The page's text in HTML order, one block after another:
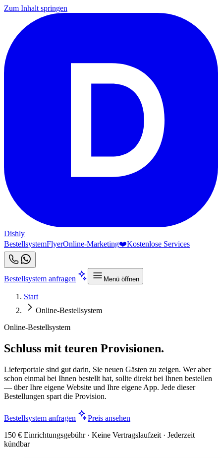
Zum Inhalt springen
Dishly
BestellsystemFlyerOnline-Marketing❤️Kostenlose Services
Bestellsystem anfragen Menü öffnen
Start
Online-Bestellsystem
Online-Bestellsystem
Schluss mit teuren Provisionen.
Lieferportale sind gut darin, Sie neuen Gästen zu zeigen. Wer aber
schon einmal bei Ihnen bestellt hat, sollte direkt bei Ihnen bestellen
— über Ihre eigene Website und Ihre eigene App. Jede dieser
Bestellungen spart die Provision.
Bestellsystem anfragen
Preis ansehen
150 € Einrichtungsgebühr · Keine Vertragslaufzeit · Jederzeit
kündbar